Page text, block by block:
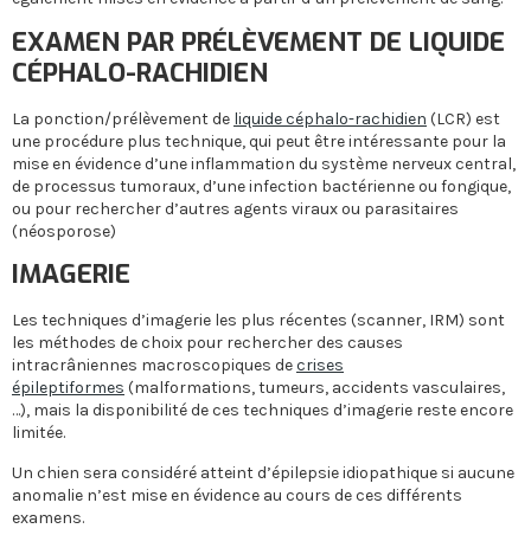
EXAMEN PAR PRÉLÈVEMENT DE LIQUIDE
CÉPHALO-RACHIDIEN
La ponction/prélèvement de liquide céphalo-rachidien (LCR) est
une procédure plus technique, qui peut être intéressante pour la
mise en évidence d’une inflammation du système nerveux central,
de processus tumoraux, d’une infection bactérienne ou fongique,
ou pour rechercher d’autres agents viraux ou parasitaires
(néosporose)
IMAGERIE
Les techniques d’imagerie les plus récentes (scanner, IRM) sont
les méthodes de choix pour rechercher des causes
intracrâniennes macroscopiques decrises
épileptiformes (malformations, tumeurs, accidents vasculaires,
…), mais la disponibilité de ces techniques d’imagerie reste encore
limitée.
Un chien sera considéré atteint d’épilepsie idiopathique si aucune
anomalie n’est mise en évidence au cours de ces différents
examens.